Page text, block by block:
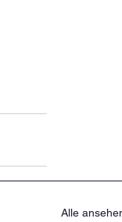
Alle